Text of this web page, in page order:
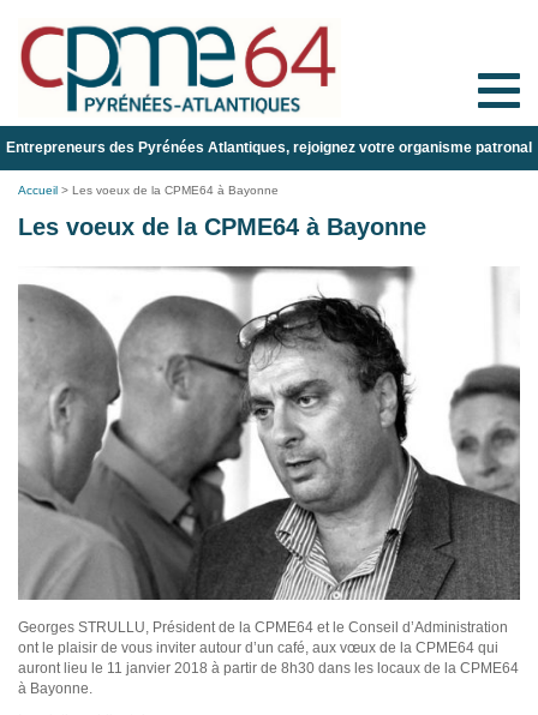
Toggle
Entrepreneurs des Pyrénées Atlantiques, rejoignez votre organisme patronal
Accueil > Les voeux de la CPME64 à Bayonne
Les voeux de la CPME64 à Bayonne
Georges STRULLU, Président de la CPME64 et le Conseil d’Administration
ont le plaisir de vous inviter autour d’un café, aux vœux de la CPME64 qui
auront lieu le 11 janvier 2018 à partir de 8h30 dans les locaux de la CPME64
à Bayonne.